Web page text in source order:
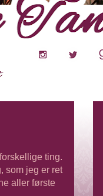
ting.
som jeg er ret
aller første